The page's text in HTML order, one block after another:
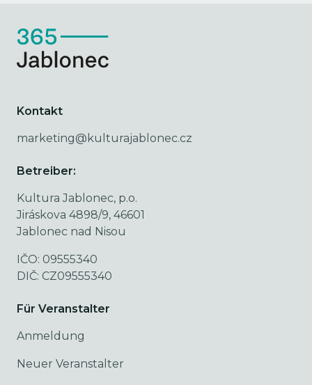
Kontakt
marketing@kulturajablonec.cz
Betreiber:
Kultura Jablonec, p.o.
Jiráskova 4898/9, 46601
Jablonec nad Nisou
IČO: 09555340
DIČ: CZ09555340
Für Veranstalter
Anmeldung
Neuer Veranstalter